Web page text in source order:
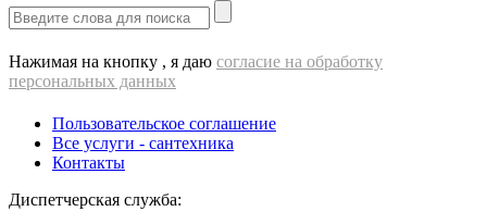
Нажимая на кнопку , я даю согласие на обработку
персональных данных
Пользовательское соглашение
Все услуги - cантехника
Контакты
Диспетчерская служба: